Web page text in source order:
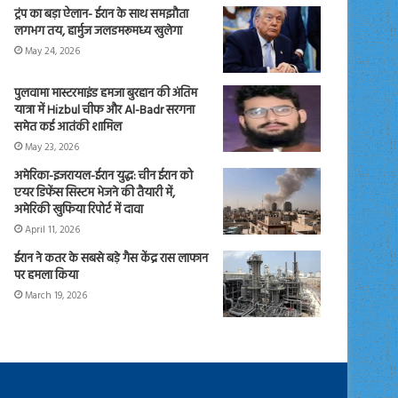
ट्रंप का बड़ा ऐलान- ईरान के साथ समझौता
लगभग तय, हार्मुज जलडमरूमध्य खुलेगा
May 24, 2026
पुलवामा मास्टरमाइंड हमजा बुरहान की अंतिम
यात्रा में Hizbul चीफ और Al-Badr सरगना
समेत कई आतंकी शामिल
May 23, 2026
अमेरिका-इजरायल-ईरान युद्ध: चीन ईरान को
एयर डिफेंस सिस्टम भेजने की तैयारी में,
अमेरिकी खुफिया रिपोर्ट में दावा
April 11, 2026
ईरान ने कतर के सबसे बड़े गैस केंद्र रास लाफान
पर हमला किया
March 19, 2026